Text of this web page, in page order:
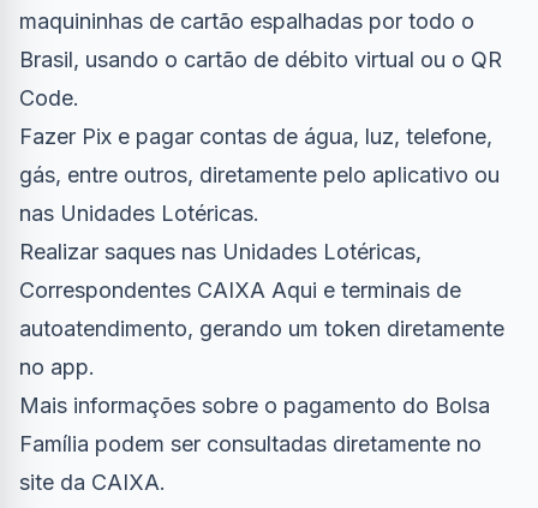
maquininhas de cartão espalhadas por todo o
Brasil, usando o cartão de débito virtual ou o QR
Code.
Fazer Pix e pagar contas de água, luz, telefone,
gás, entre outros, diretamente pelo aplicativo ou
nas Unidades Lotéricas.
Realizar saques nas Unidades Lotéricas,
Correspondentes CAIXA Aqui e terminais de
autoatendimento, gerando um token diretamente
no app.
Mais informações sobre o pagamento do Bolsa
Família podem ser consultadas diretamente no
site da CAIXA.